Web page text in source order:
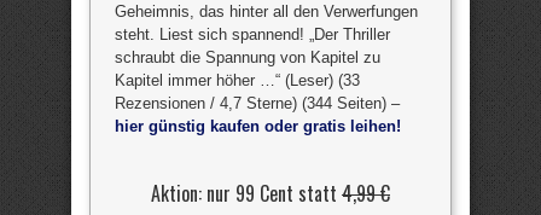
Geheimnis, das hinter all den Verwerfungen
steht. Liest sich spannend! „Der Thriller
schraubt die Spannung von Kapitel zu
Kapitel immer höher …“ (Leser) (33
Rezensionen / 4,7 Sterne) (344 Seiten) –
hier günstig kaufen oder gratis leihen!
Aktion: nur 99 Cent statt 4,99 €